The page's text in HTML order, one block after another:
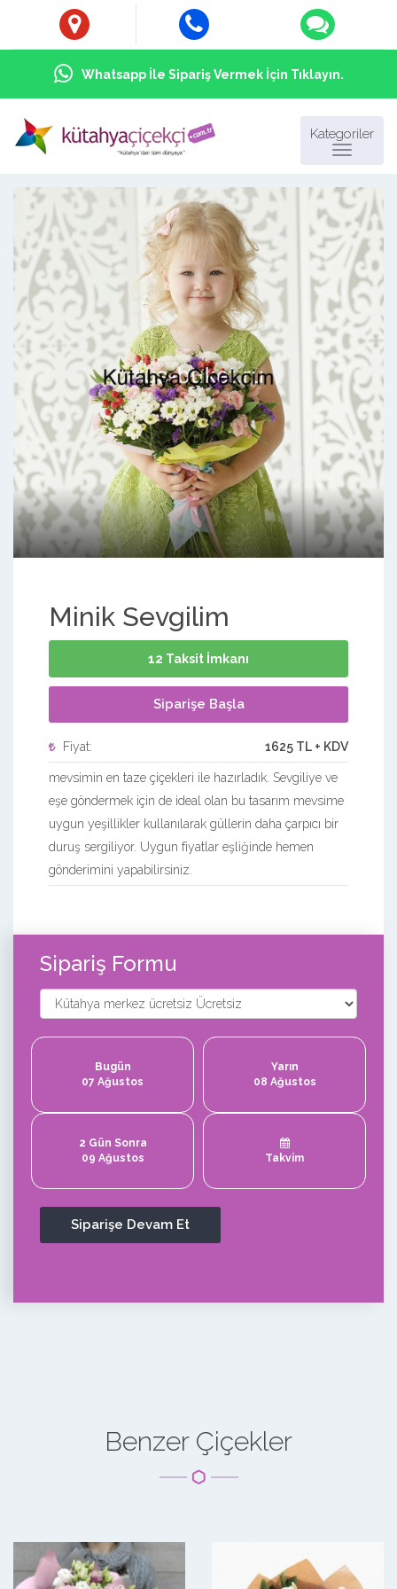
Whatsapp İle Sipariş Vermek İçin Tıklayın.
Kategoriler
Minik Sevgilim
12 Taksit İmkanı
Siparişe Başla
Fiyat: 1625 TL + KDV
mevsimin en taze çiçekleri ile hazırladık. Sevgiliye ve
eşe göndermek için de ideal olan bu tasarım mevsime
uygun yeşillikler kullanılarak güllerin daha çarpıcı bir
duruş sergiliyor. Uygun fiyatlar eşliğinde hemen
gönderimini yapabilirsiniz.
Sipariş Formu
Bugün
07 Ağustos
Yarın
08 Ağustos
2 Gün Sonra
09 Ağustos
Takvim
Benzer Çiçekler